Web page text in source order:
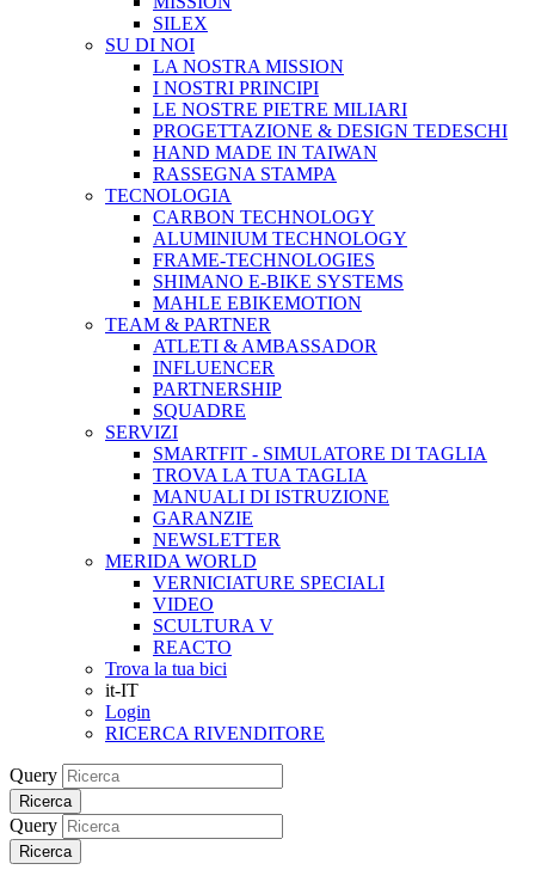
SILEX
SU DI NOI
LA NOSTRA MISSION
I NOSTRI PRINCIPI
LE NOSTRE PIETRE MILIARI
PROGETTAZIONE & DESIGN TEDESCHI
HAND MADE IN TAIWAN
RASSEGNA STAMPA
TECNOLOGIA
CARBON TECHNOLOGY
ALUMINIUM TECHNOLOGY
FRAME-TECHNOLOGIES
SHIMANO E-BIKE SYSTEMS
MAHLE EBIKEMOTION
TEAM & PARTNER
ATLETI & AMBASSADOR
INFLUENCER
PARTNERSHIP
SQUADRE
SERVIZI
SMARTFIT - SIMULATORE DI TAGLIA
TROVA LA TUA TAGLIA
MANUALI DI ISTRUZIONE
GARANZIE
NEWSLETTER
MERIDA WORLD
VERNICIATURE SPECIALI
VIDEO
SCULTURA V
REACTO
Trova la tua bici
it-IT
Login
RICERCA RIVENDITORE
Query
Ricerca
Query
Ricerca